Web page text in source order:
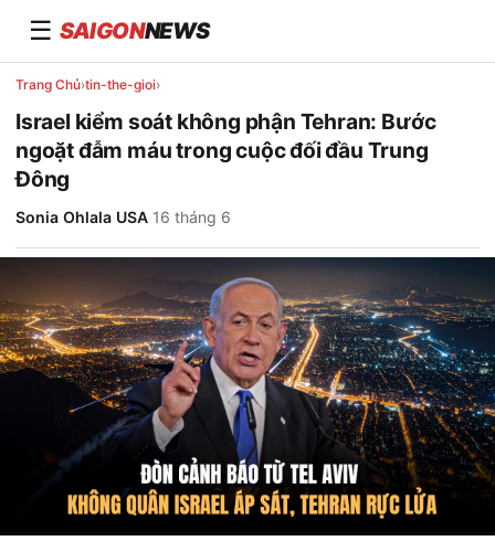
☰ SAIGONNEWS
Trang Chủ›tin-the-gioi›
Israel kiểm soát không phận Tehran: Bước
ngoặt đẫm máu trong cuộc đối đầu Trung
Đông
Sonia Ohlala USA·16 tháng 6